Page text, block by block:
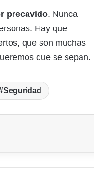
precavido. Nunca
Hay que
que son muchas
que se sepan.
Seguridad